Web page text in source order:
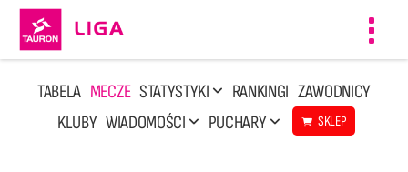
TABELA MECZE STATYSTYKI RANKINGI ZAWODNICY
KLUBY WIADOMOŚCI PUCHARY SKLEP